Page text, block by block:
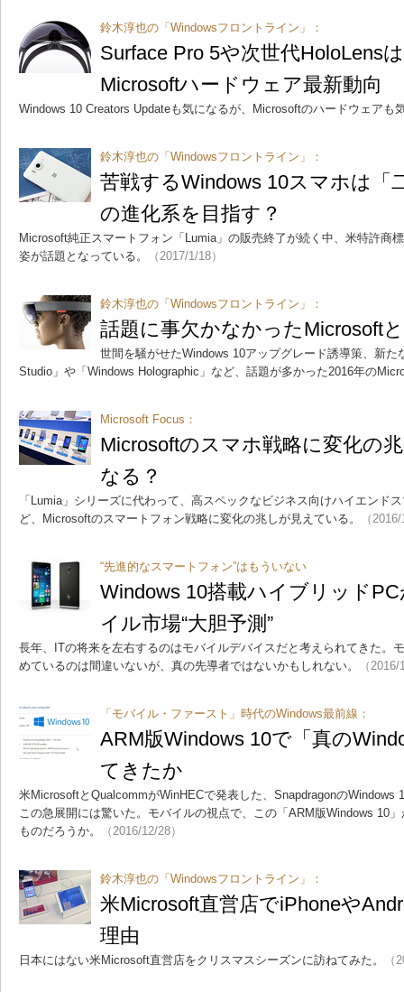
鈴木淳也の「Windowsフロントライン」：
Surface Pro 5や次世代
Microsoftハードウェア最新動向
Windows 10 Creators Updateも気になるが、Microsoftのハードウェアも
鈴木淳也の「Windowsフロントライン」：
苦戦するWindows 10スマホは「
の進化系を目指す？
Microsoft純正スマートフォン「Lumia」の販売終了が続く中、米特許商
姿が話題となっている。
（2017/1/18）
鈴木淳也の「Windowsフロントライン」：
話題に事欠かなかったMicrosoft
世間を騒がせたWindows 10アップグレード誘導策、新た
Studio」や「Windows Holographic」など、話題が多かった2016年の
Microsoft Focus：
Microsoftのスマホ戦略に変化の
なる？
「Lumia」シリーズに代わって、高スペックなビジネス向けハイエンド
ど、Microsoftのスマートフォン戦略に変化の兆しが見えている。
（
“先進的なスマートフォン”はもういない
Windows 10搭載ハイブリッド
イル市場“大胆予測”
長年、ITの将来を左右するのはモバイルデバイスだと考えられてきた。
めているのは間違いないが、真の先導者ではないかもしれない。
（
「モバイル・ファースト」時代のWindows最前線：
ARM版Windows 10で「真の
てきたか
米MicrosoftとQualcommがWinHECで発表した、SnapdragonのWindows
この急展開には驚いた。モバイルの視点で、この「ARM版Windows 10
ものだろうか。
（2016/12/28）
鈴木淳也の「Windowsフロントライン」：
米Microsoft直営店でiPhoneや
理由
日本にはない米Microsoft直営店をクリスマスシーズンに訪ねてみた。 （